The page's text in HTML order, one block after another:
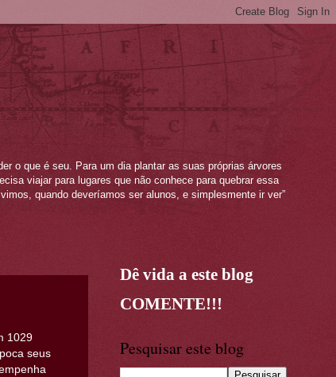
o que é seu. Para um dia plantar as suas próprias árvores
viajar para lugares que não conhece para quebrar essa
quando deveríamos ser alunos, e simplesmente ir ver”
1029
seus
Dê vida a este blog
COMENTE!!!
Pesquisar este blog